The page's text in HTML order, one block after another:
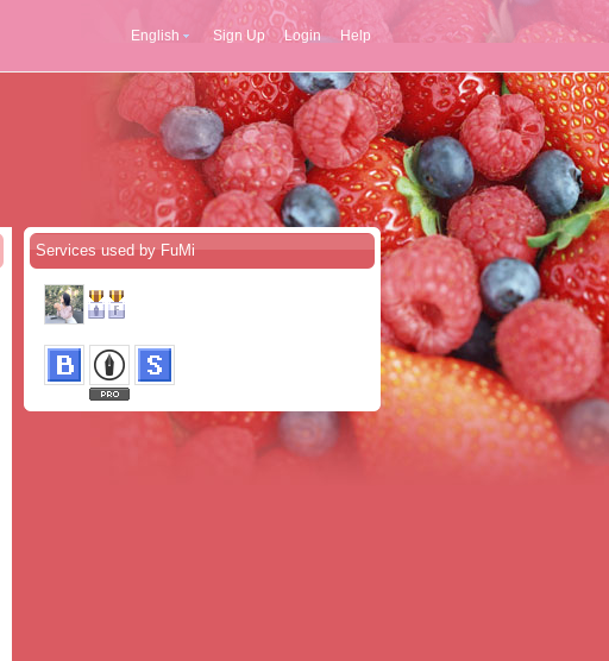
English Sign Up Login Help
Services used by FuMi